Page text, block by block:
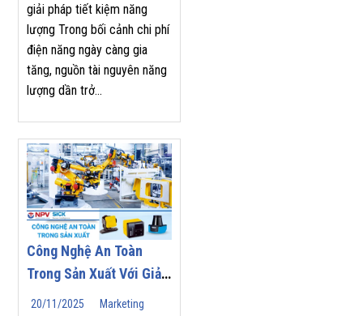
giải pháp tiết kiệm năng
lượng Trong bối cảnh chi phí
điện năng ngày càng gia
tăng, nguồn tài nguyên năng
lượng dần trở...
Công Nghệ An Toàn
Trong Sản Xuất Với Giải
Pháp Từ SICK
20/11/2025
Marketing